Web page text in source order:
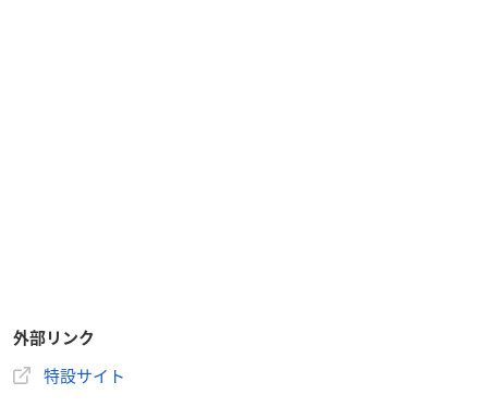
外部リンク
特設サイト